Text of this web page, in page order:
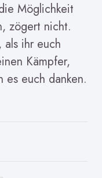
Möglichkeit
zögert nicht.
als ihr euch
Kämpfer,
euch danken.